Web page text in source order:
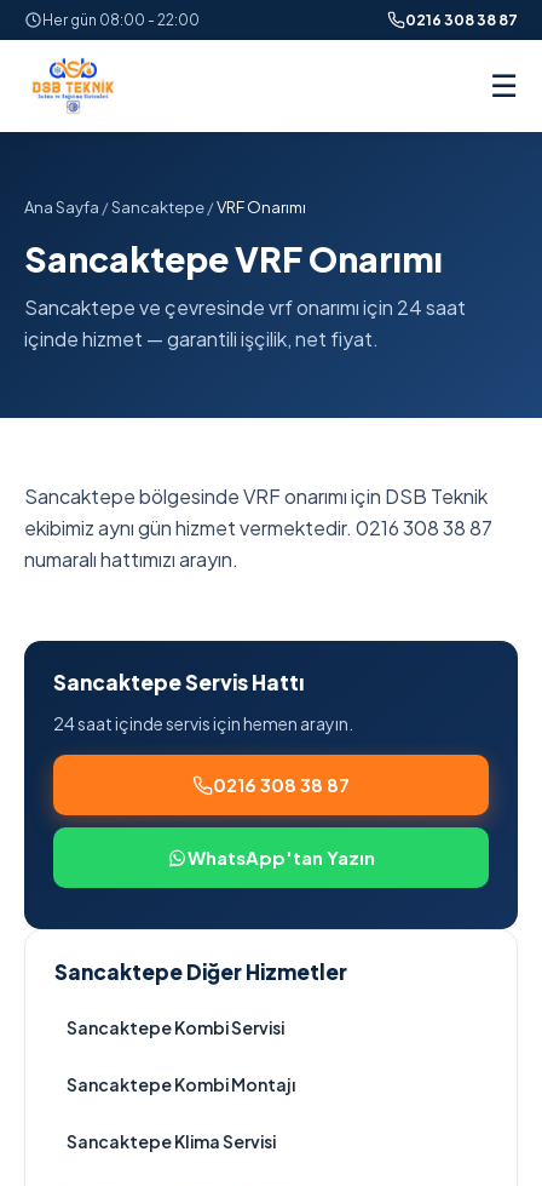
Her gün 08:00 - 22:00 0216 308 38 87
☰
Ana Sayfa /Sancaktepe/VRF Onarımı
Sancaktepe VRF Onarımı
Sancaktepe ve çevresinde vrf onarımı için 24 saat
içinde hizmet — garantili işçilik, net fiyat.
Sancaktepe bölgesinde VRF onarımı için DSB Teknik
ekibimiz aynı gün hizmet vermektedir. 0216 308 38 87
numaralı hattımızı arayın.
Sancaktepe Servis Hattı
24 saat içinde servis için hemen arayın.
0216 308 38 87
WhatsApp'tan Yazın
Sancaktepe Diğer Hizmetler
Sancaktepe Kombi Servisi
Sancaktepe Kombi Montajı
Sancaktepe Klima Servisi